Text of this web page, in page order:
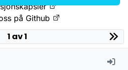
på Github
1 av 1